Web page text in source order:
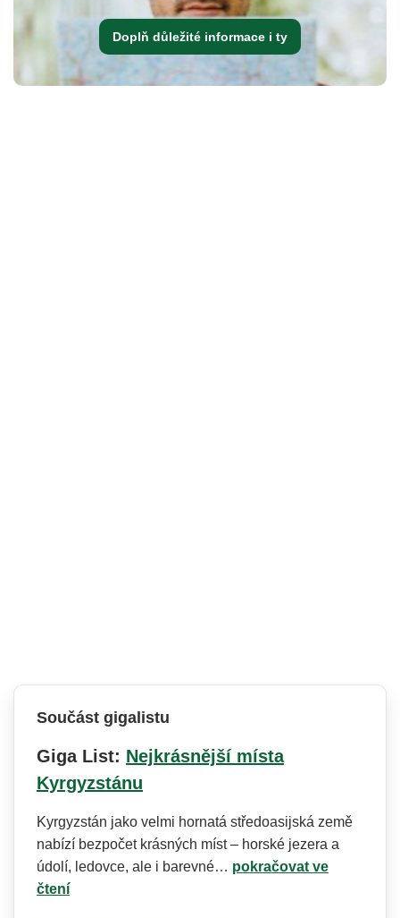
Doplň důležité informace i ty
Součást gigalistu
Giga List: Nejkrásnější místa
Kyrgyzstánu
Kyrgyzstán jako velmi hornatá středoasijská země
nabízí bezpočet krásných míst – horské jezera a
údolí, ledovce, ale i barevné… pokračovat ve
čtení